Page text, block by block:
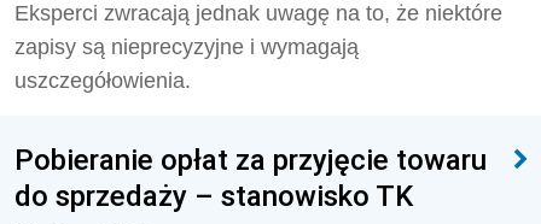
Eksperci zwracają jednak uwagę na to, że niektóre
zapisy są nieprecyzyjne i wymagają
uszczegółowienia.
Pobieranie opłat za przyjęcie towaru
do sprzedaży – stanowisko TK